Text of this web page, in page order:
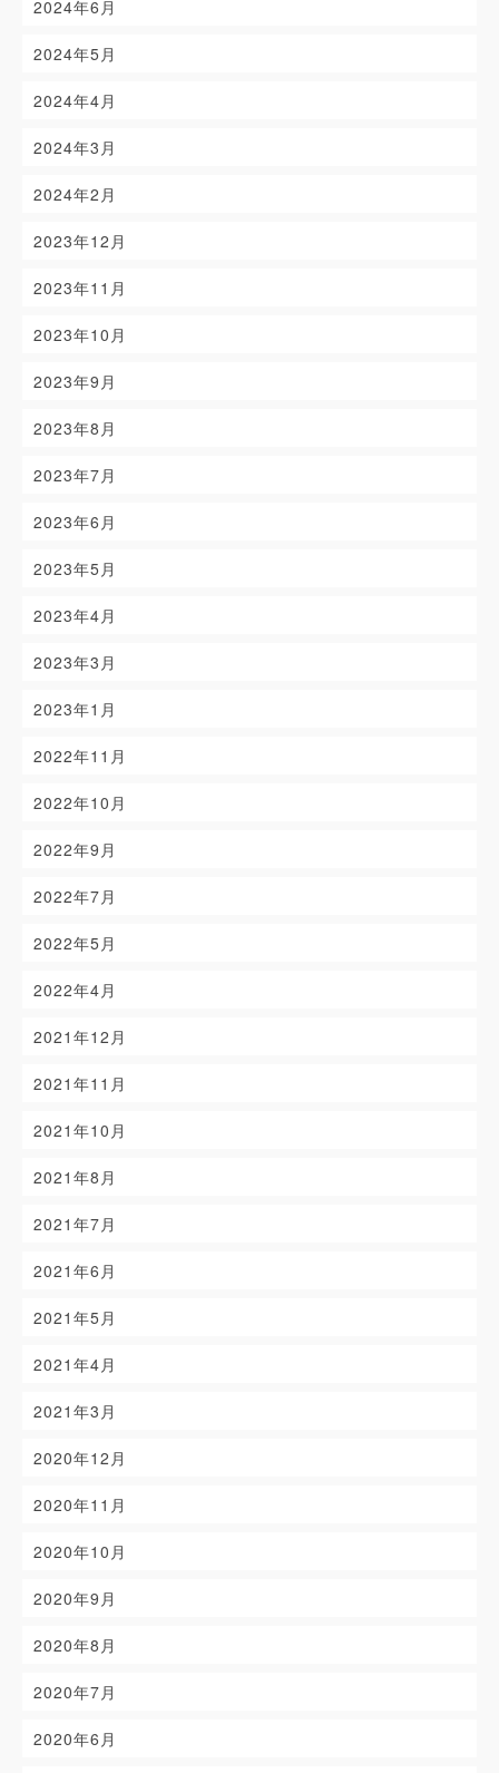
2024年6月
2024年5月
2024年4月
2024年3月
2024年2月
2023年12月
2023年11月
2023年10月
2023年9月
2023年8月
2023年7月
2023年6月
2023年5月
2023年4月
2023年3月
2023年1月
2022年11月
2022年10月
2022年9月
2022年7月
2022年5月
2022年4月
2021年12月
2021年11月
2021年10月
2021年8月
2021年7月
2021年6月
2021年5月
2021年4月
2021年3月
2020年12月
2020年11月
2020年10月
2020年9月
2020年8月
2020年7月
2020年6月